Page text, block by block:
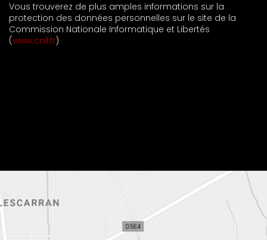
Vous trouverez de plus amples informations sur la
protection des données personnelles sur le site de la
Commission Nationale Informatique et Libertés
(www.cnil.fr)